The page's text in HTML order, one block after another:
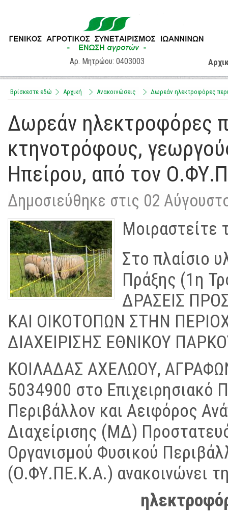
Αρ. Μητρώου: 0403003
Βρίσκεστε εδώ Αρχική Aνακοινώσεις Δωρεάν ηλεκτροφόρες
Δωρεάν ηλεκτροφόρες
κτηνοτρόφους,
Ηπείρου, από τον
Δημοσιεύθηκε στις 02
Μοιραστείτε
Στο πλαίσιο
Πράξης (1 η
ΔΡΑΣΕΙΣ
ΚΑΙ ΟΙΚΟΤΟΠΩΝ ΣΤΗΝ
ΔΙΑΧΕΙΡΙΣΗΣ ΕΘΝΙΚΟΥ
ΚΟΙΛΑΔΑΣ ΑΧΕΛΩΟΥ,
5034900 στο
Περιβάλλον και Αειφόρος
Διαχείρισης (ΜΔ)
Οργανισμού Φυσικού
(Ο.ΦΥ.ΠΕ.Κ.Α.) ανακοινώνει